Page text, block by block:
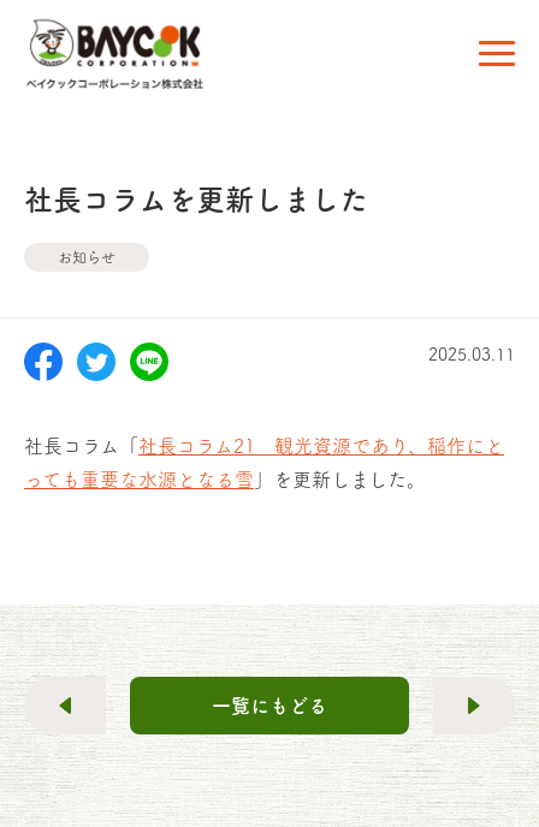
社長コラムを更新しました
お知らせ
2025.03.11
社長コラム「 社長コラム21 観光資源であり、稲作にと
っても重要な水源となる雪 」を更新しました。
一覧にもどる